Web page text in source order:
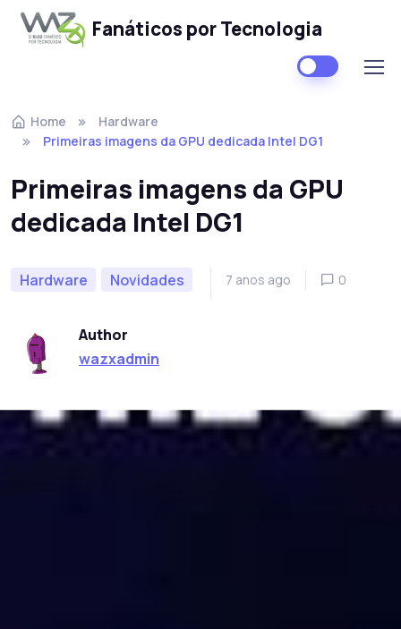
Fanáticos por Tecnologia
Home
Hardware
Primeiras imagens da GPU dedicada Intel DG1
Primeiras imagens da GPU
dedicada Intel DG1
Hardware Novidades 7 anos ago 0
Author
wazxadmin